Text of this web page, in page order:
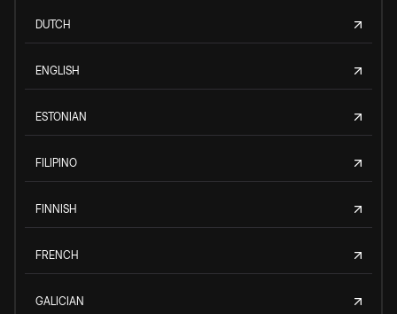
DUTCH
ENGLISH
ESTONIAN
FILIPINO
FINNISH
FRENCH
GALICIAN